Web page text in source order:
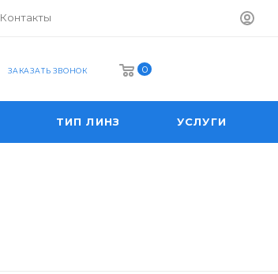
Контакты
ЗАКАЗАТЬ ЗВОНОК 0
ТИП ЛИНЗ УСЛУГИ